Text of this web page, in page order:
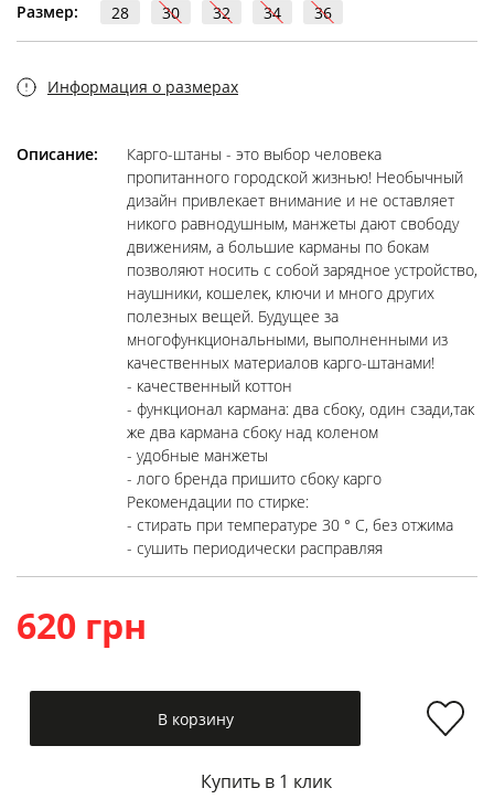
Размер: 28 30 32 34 36
Информация о размерах
Описание:
Карго-штаны - это выбор человека
пропитанного городской жизнью! Необычный
дизайн привлекает внимание и не оставляет
никого равнодушным, манжеты дают свободу
движениям, а большие карманы по бокам
позволяют носить с собой зарядное устройство,
наушники, кошелек, ключи и много других
полезных вещей. Будущее за
многофункциональными, выполненными из
качественных материалов карго-штанами!
- качественный коттон
- функционал кармана: два сбоку, один сзади,так
же два кармана сбоку над коленом
- удобные манжеты
- лого бренда пришито сбоку карго
Рекомендации по стирке:
- стирать при температуре 30 ° C, без отжима
- сушить периодически расправляя
620 грн
В корзину
Купить в 1 клик